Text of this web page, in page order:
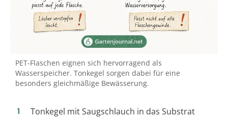
PET-Flaschen eignen sich hervorragend als
Wasserspeicher. Tonkegel sorgen dabei für eine
besonders gleichmäßige Bewässerung.
Tonkegel mit Saugschlauch in das Substrat